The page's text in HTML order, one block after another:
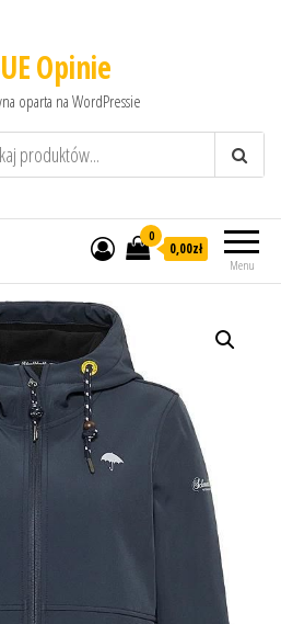
Opinie
oparta na WordPressie
Menu
0
0,00zł